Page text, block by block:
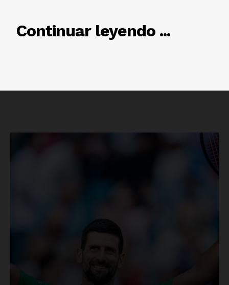
Luces
Del Siglo
Continuar leyendo ...
RELACIONADO